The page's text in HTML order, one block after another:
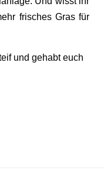
frisches Gras für
und gehabt euch